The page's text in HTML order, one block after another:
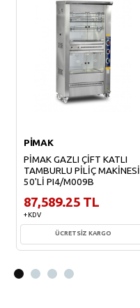
PİMAK
PİMAK GAZLI ÇİFT KATLI
TAMBURLU PİLİÇ MAKİNESİ
50'Lİ PI4/M009B
87,589.25 TL
+ KDV
ÜCRETSİZ KARGO